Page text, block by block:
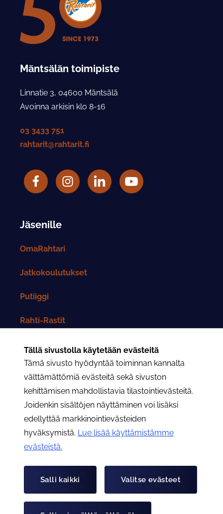
Tällä sivustolla käytetään evästeitä
Tämä sivusto hyödyntää toiminnan kannalta
välttämättömiä evästeitä sekä sivuston
kehittämisen mahdollistavia tilastointievästeitä.
Joidenkin sisältöjen näyttäminen voi lisäksi
edellyttää markkinointievästeiden
hyväksymistä. Lue lisää käyttämistämme
evästeistä.​​​​​​
Salli kaikki Valitse evästeet
Mäntsälän toimipiste
Linnatie 3, 04600 Mäntsälä
Avoinna arkisin klo 8-16
03 3433 751
rahtarit@rahtarit.fi
FacebookRahtarit ry Instagram-tili
LinkedIn Rahtarit ry YouTube-tili
Jäsenille
OmaRahtari
Jatkokoulutukset
Putiiggi
Rahti-Rastit
Yhteystiedot
Osastojen yhteystiedot
Hae
Tietoa evästeistä Tietosuojaseloste